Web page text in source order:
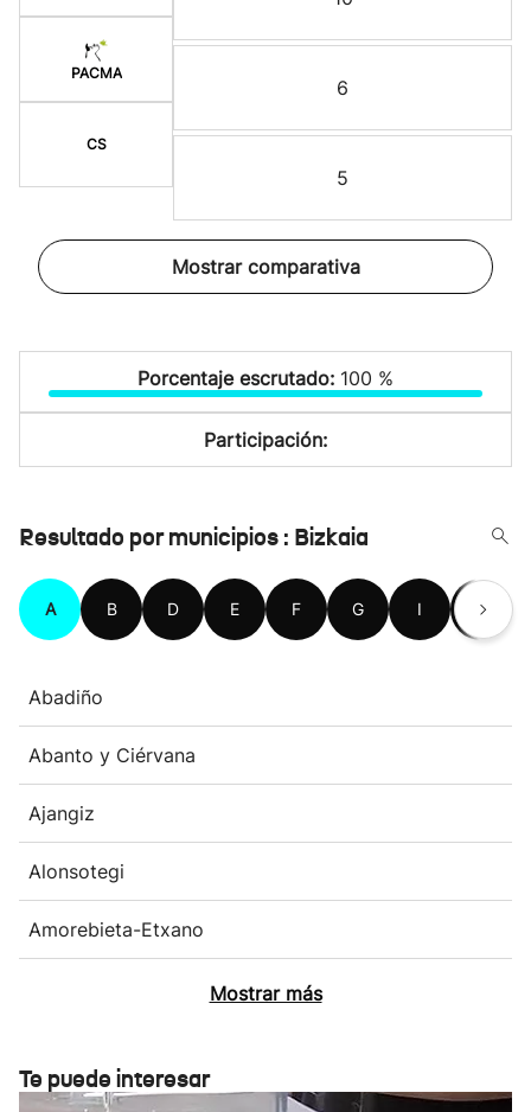
PACMA
CS
6
5
Mostrar comparativa
Porcentaje escrutado: 100 %
Participación:
Resultado por municipios : Bizkaia
A B D E F G I K
Abadiño
Abanto y Ciérvana
Ajangiz
Alonsotegi
Amorebieta-Etxano
Mostrar más
Te puede interesar